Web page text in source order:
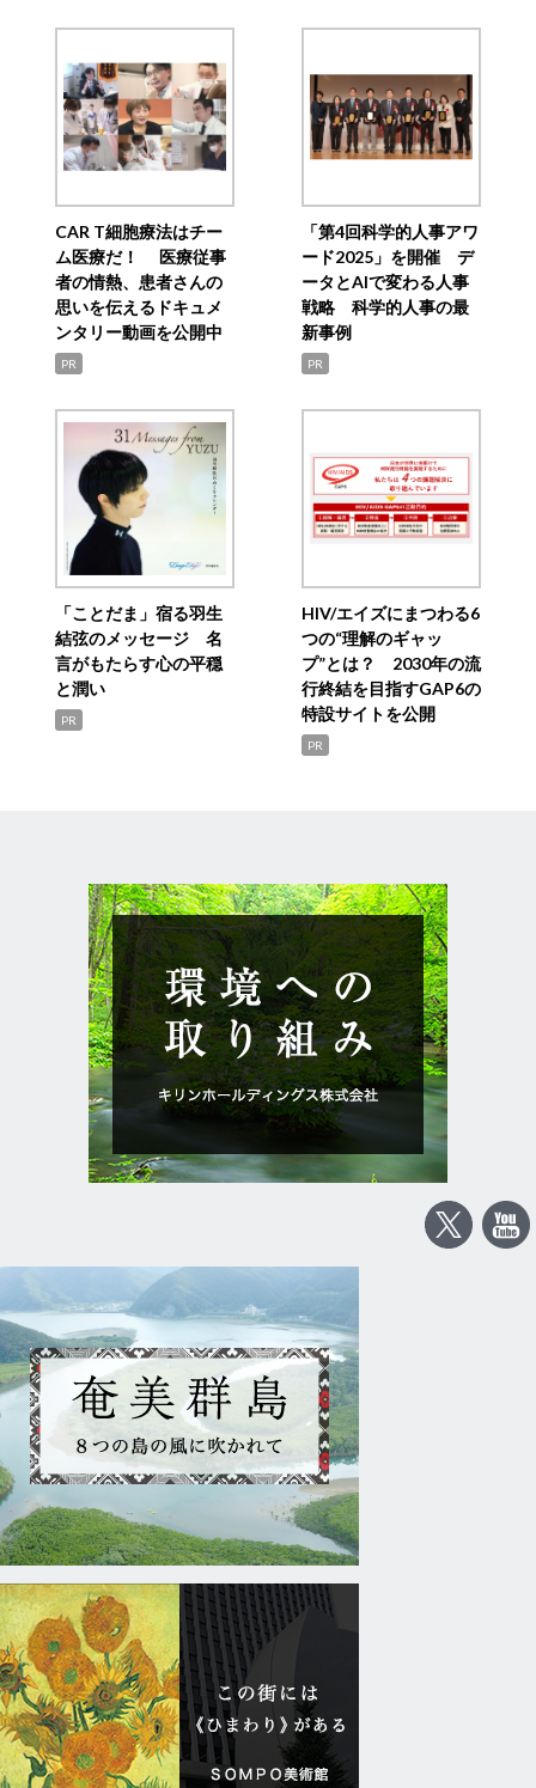
CAR T細胞療法はチー
ム医療だ！ 医療従事
者の情熱、患者さんの
思いを伝えるドキュメ
ンタリー動画を公開中
PR
「第4回科学的人事アワ
ード2025」を開催 デ
ータとAIで変わる人事
戦略 科学的人事の最
新事例
PR
「ことだま」宿る羽生
結弦のメッセージ 名
言がもたらす心の平穏
と潤い
PR
HIV/エイズにまつわる6
つの“理解のギャッ
プ”とは？ 2030年の流
行終結を目指すGAP6の
特設サイトを公開
PR